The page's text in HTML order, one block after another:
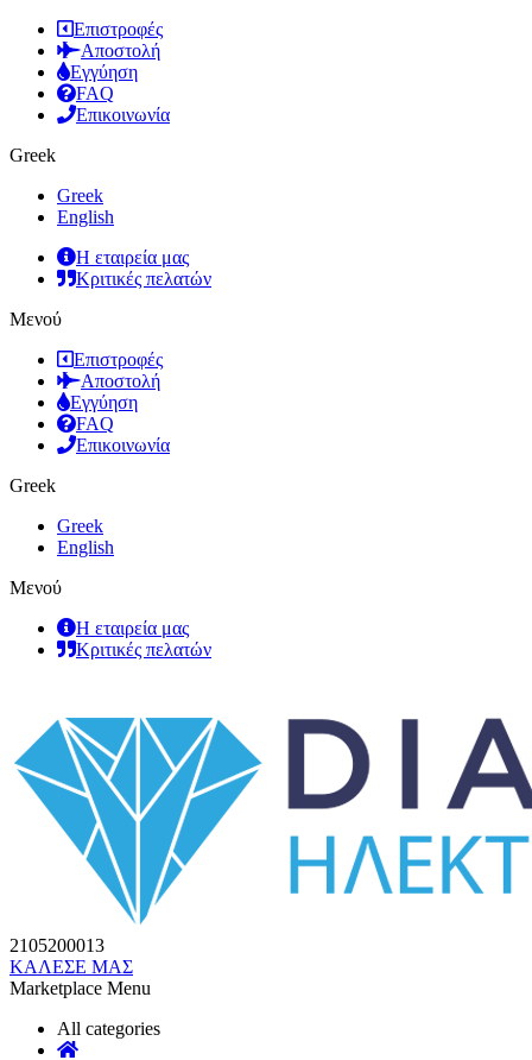
Επιστροφές
Αποστολή
Εγγύηση
FAQ
Επικοινωνία
Greek
Greek
English
Η εταιρεία μας
Κριτικές πελατών
Μενού
Επιστροφές
Αποστολή
Εγγύηση
FAQ
Επικοινωνία
Greek
Greek
English
Μενού
Η εταιρεία μας
Κριτικές πελατών
2105200013
ΚΑΛΕΣΕ ΜΑΣ
Marketplace Menu
All categories